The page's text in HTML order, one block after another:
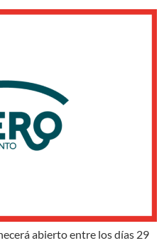
abierto entre los días 29